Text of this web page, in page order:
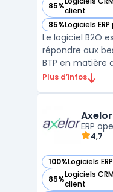
85%client
— voir B2O dans
85%Logiciels
— voir B2O dans
Le logiciel B2O
répondre aux
BTP en matière
et de suivi
centraliser
sur ...
Plus d’infos
Axelor
ERP
4,7
100%Logiciels
— voir Axelor
85%Logiciels
client
— voir Axelor